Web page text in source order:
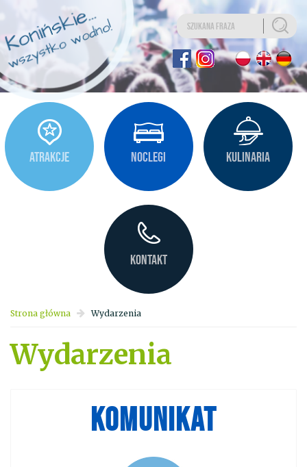
Uwaga:
Ta
strona
internetowa
zawiera
system
ułatwień
dostępu.
ATRAKCJE NOCLEGI KULINARIA
KONTAKT
Strona główna Wydarzenia
Wydarzenia
KOMUNIKAT